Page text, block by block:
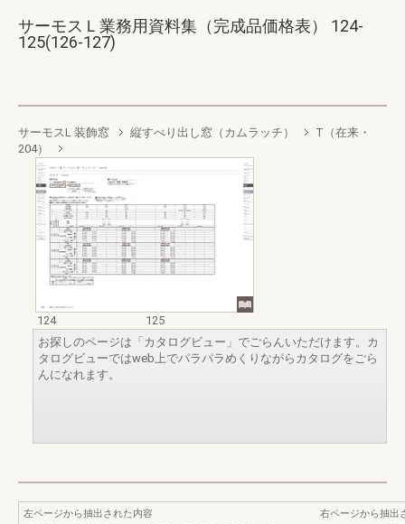
サーモスＬ業務用資料集（完成品価格表） 124-
125(126-127)
サーモスL 装飾窓 縦すべり出し窓（カムラッチ）
T（在来・
204）
124
125
お探しのページは「カタログビュー」でごらんいただけます。カ
タログビューではweb上でパラパラめくりながらカタログをごら
んになれます。
左ページから抽出された内容
右ページから抽出